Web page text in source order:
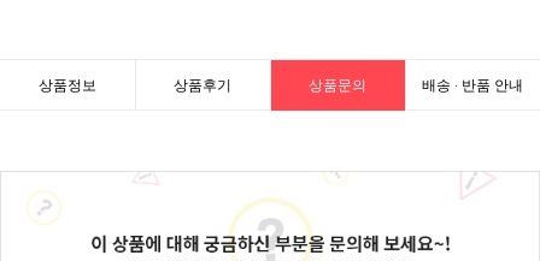
상품정보 상품후기 상품문의 배송 · 반품 안내